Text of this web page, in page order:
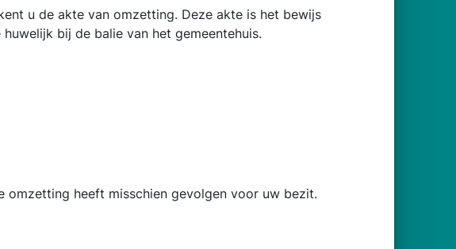
u de akte van omzetting. Deze akte is het bewijs
bij de balie van het gemeentehuis.
heeft misschien gevolgen voor uw bezit.